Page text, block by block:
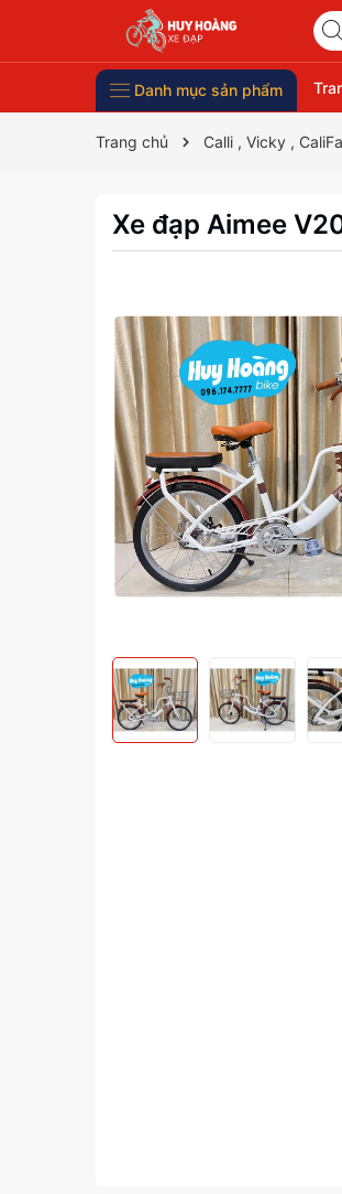
Danh mục sản phẩm
Trang chủ Calli , Vicky ,
Xe đạp Aimee